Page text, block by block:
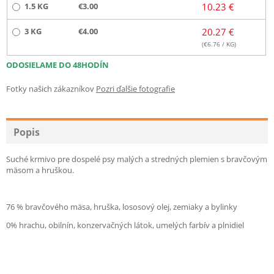
1.5 KG €3.00 10.23 €
3 KG €4.00 20.27 €
(€6.76 / KG)
ODOSIELAME DO 48HODÍN
Fotky našich zákazníkov Pozri ďalšie fotografie
Popis
Suché krmivo pre dospelé psy malých a stredných plemien s bravčovým
mäsom a hruškou.
76 % bravčového mäsa, hruška, lososový olej, zemiaky a bylinky
0% hrachu, obilnín, konzervačných látok, umelých farbív a plnidiel